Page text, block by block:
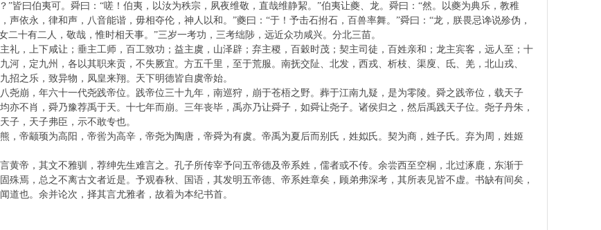
皆曰伯夷可。舜曰：“嗟！伯夷，以汝为秩宗，夙夜维敬，直哉维静絜。”伯夷让夔、龙。舜曰：“然。以夔为典乐，教稚
依永，律和声，八音能谐，毋相夺伦，神人以和。”夔曰：“于！予击石拊石，百兽率舞。”舜曰：“龙，朕畏忌谗说殄伪，
十有二人，敬哉，惟时相天事。”三岁一考功，三考绌陟，远近众功咸兴。分北三苗。
礼，上下咸让；垂主工师，百工致功；益主虞，山泽辟；弃主稷，百穀时茂；契主司徒，百姓亲和；龙主宾客，远人至；十
，定九州，各以其职来贡，不失厥宜。方五千里，至于荒服。南抚交阯、北发，西戎、析枝、渠廋、氐、羌，北山戎、
之乐，致异物，凤皇来翔。天下明德皆自虞帝始。
尧崩，年六十一代尧践帝位。践帝位三十九年，南巡狩，崩于苍梧之野。葬于江南九疑，是为零陵。舜之践帝位，载天子
亦不肖，舜乃豫荐禹于天。十七年而崩。三年丧毕，禹亦乃让舜子，如舜让尧子。诸侯归之，然后禹践天子位。尧子丹朱，
子，天子弗臣，示不敢专也。
，帝颛顼为高阳，帝喾为高辛，帝尧为陶唐，帝舜为有虞。帝禹为夏后而别氏，姓姒氏。契为商，姓子氏。弃为周，姓姬
黄帝，其文不雅驯，荐绅先生难言之。孔子所传宰予问五帝德及帝系姓，儒者或不传。余尝西至空桐，北过涿鹿，东渐于
殊焉，总之不离古文者近是。予观春秋、国语，其发明五帝德、帝系姓章矣，顾弟弗深考，其所表见皆不虚。书缺有间矣，
也。余并论次，择其言尤雅者，故着为本纪书首。